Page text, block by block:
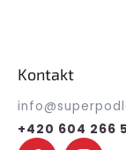
Kontakt
info@
+420 604 266